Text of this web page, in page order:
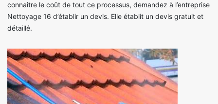
connaitre le coût de tout ce processus, demandez à l’entreprise
Nettoyage 16 d’établir un devis. Elle établit un devis gratuit et
détaillé.